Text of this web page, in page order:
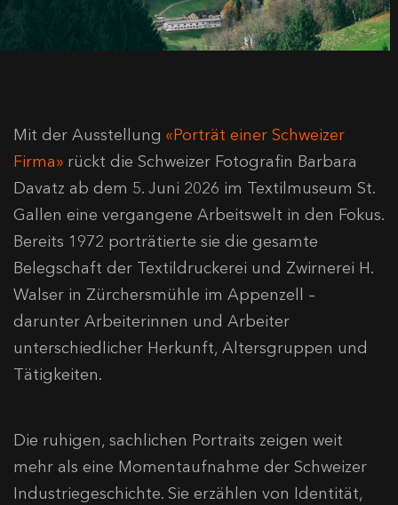
Mit der Ausstellung «Porträt einer Schweizer
Firma» rückt die Schweizer Fotografin Barbara
Davatz ab dem 5. Juni 2026 im Textilmuseum St.
Gallen eine vergangene Arbeitswelt in den Fokus.
Bereits 1972 porträtierte sie die gesamte
Belegschaft der Textildruckerei und Zwirnerei H.
Walser in Zürchersmühle im Appenzell –
darunter Arbeiterinnen und Arbeiter
unterschiedlicher Herkunft, Altersgruppen und
Tätigkeiten.
Die ruhigen, sachlichen Portraits zeigen weit
mehr als eine Momentaufnahme der Schweizer
Industriegeschichte. Sie erzählen von Identität,